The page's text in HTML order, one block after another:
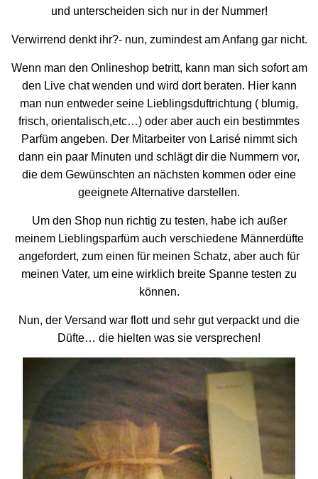
und unterscheiden sich nur in der Nummer!
Verwirrend denkt ihr?- nun, zumindest am Anfang gar nicht.
Wenn man den Onlineshop betritt, kann man sich sofort am
den Live chat wenden und wird dort beraten. Hier kann
man nun entweder seine Lieblingsduftrichtung ( blumig,
frisch, orientalisch,etc…) oder aber auch ein bestimmtes
Parfüm angeben. Der Mitarbeiter von Larisé nimmt sich
dann ein paar Minuten und schlägt dir die Nummern vor,
die dem Gewünschten an nächsten kommen oder eine
geeignete Alternative darstellen.
Um den Shop nun richtig zu testen, habe ich außer
meinem Lieblingsparfüm auch verschiedene Männerdüfte
angefordert, zum einen für meinen Schatz, aber auch für
meinen Vater, um eine wirklich breite Spanne testen zu
können.
Nun, der Versand war flott und sehr gut verpackt und die
Düfte… die hielten was sie versprechen!